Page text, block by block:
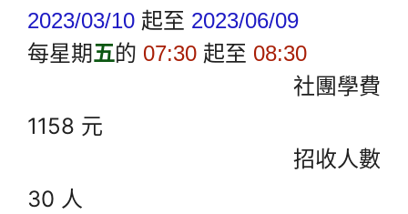
2023/03/10 起至 2023/06/09
每星期五的 07:30 起至 08:30
社團學費
1158 元
招收人數
30 人